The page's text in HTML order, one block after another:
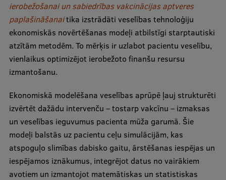
Study and environmental accessibility
Sustainable Development Goals
Performance Data 2025
Souvenirs and books
Lifelong Learning
Ethics and Equity Training
Open University
ierobežošanai un sabiedrības vakcinācijas aptveres
paplašināšanaitika izstrādāti veselības tehnoloģiju
ekonomiskās novērtēšanas modeļi atbilstīgi starptautiski
atzītām metodēm. To mērķis ir uzlabot pacientu veselību,
vienlaikus optimizējot ierobežoto finanšu resursu
izmantošanu.
Ekonomiskā modelēšana veselības aprūpē ļauj strukturēti
izvērtēt dažādu intervenču – tostarp vakcīnu – izmaksas
un veselības ieguvumus pacienta mūža garumā. Šie
modeļi balstās uz pacientu ceļu simulācijām, kas
atspoguļo slimības dabisko gaitu, ārstēšanas iespējas un
iespējamos iznākumus, integrējot datus no vairākiem
avotiem un izmantojot matemātiskas un statistiskas